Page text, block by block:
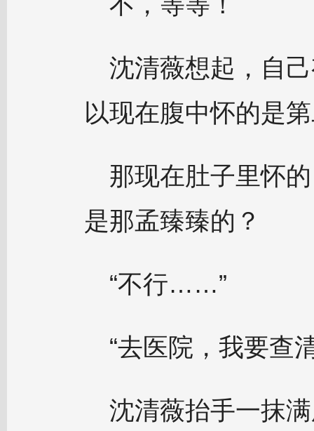
沈清薇想起，自
以现在腹中怀的是
那现在肚子里怀
是那孟臻臻的？
“不行……”
“去医院，我要查
沈清薇抬手一抹